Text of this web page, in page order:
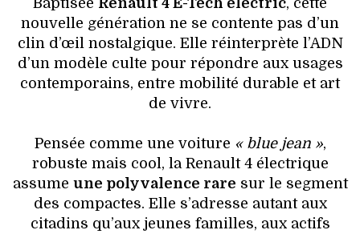
DÉCO
VOYAGES & LOISIRS
nouvelle génération ne se contente pas d’un
clin d’œil nostalgique. Elle réinterprète l’ADN
d’un modèle culte pour répondre aux usages
contemporains, entre mobilité durable et art
de vivre.
Pensée comme une voiture « blue jean »,
robuste mais cool, la Renault 4 électrique
assume une polyvalence rare sur le segment
des compactes. Elle s’adresse autant aux
citadins qu’aux jeunes familles, aux actifs